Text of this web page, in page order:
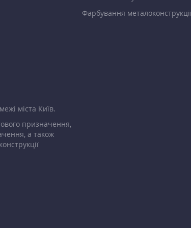
Фарбування
міста Київ.
призначення,
а також